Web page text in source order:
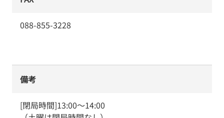
088-855-3228
備考
[閉局時間]13:00～14:00